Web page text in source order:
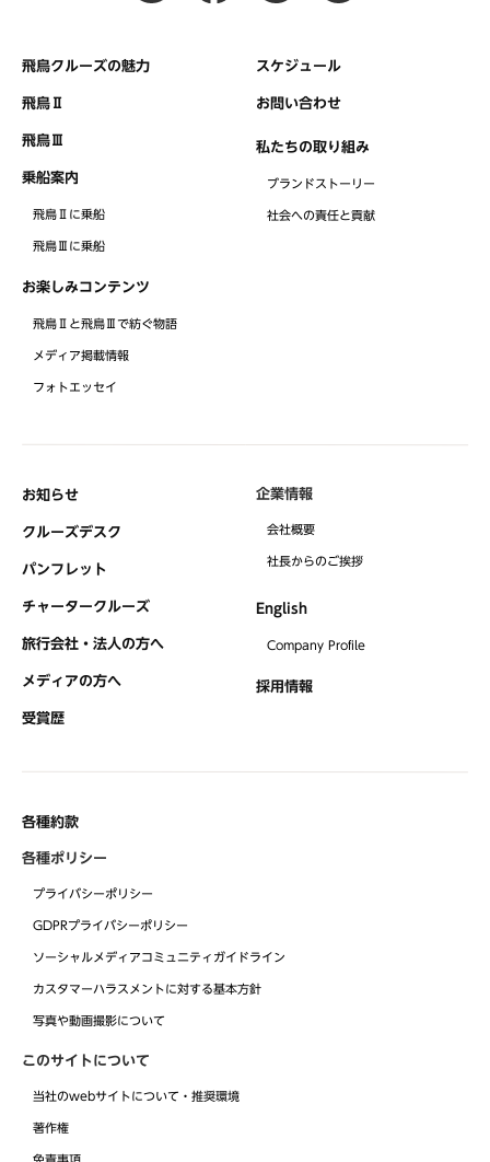
飛鳥クルーズの魅力
飛鳥Ⅱ
飛鳥Ⅲ
乗船案内
飛鳥Ⅱに乗船
飛鳥Ⅲに乗船
お楽しみコンテンツ
飛鳥Ⅱと飛鳥Ⅲで紡ぐ物語
メディア掲載情報
フォトエッセイ
スケジュール
お問い合わせ
私たちの取り組み
ブランドストーリー
社会への責任と貢献
お知らせ
クルーズデスク
パンフレット
チャータークルーズ
旅行会社・法人の方へ
メディアの方へ
受賞歴
企業情報
会社概要
社⻑からのご挨拶
English
Company Profile
採用情報
各種約款
各種ポリシー
プライバシーポリシー
GDPRプライバシーポリシー
ソーシャルメディアコミュニティガイドライン
カスタマーハラスメントに対する基本方針
写真や動画撮影について
このサイトについて
当社のwebサイトについて・推奨環境
著作権
免責事項